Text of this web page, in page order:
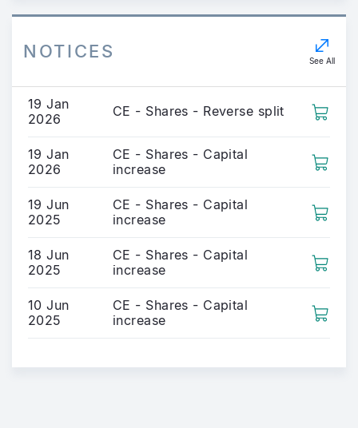
NOTICES See All
19 Jan
2026
CE - Shares - Reverse split
19 Jan
2026
CE - Shares - Capital
increase
19 Jun
2025
CE - Shares - Capital
increase
18 Jun
2025
CE - Shares - Capital
increase
10 Jun
2025
CE - Shares - Capital
increase